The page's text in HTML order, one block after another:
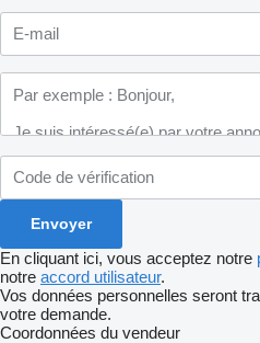
En cliquant ici, vous acceptez notre
notre accord utilisateur.
Vos données personnelles seront
votre demande.
Coordonnées du vendeur